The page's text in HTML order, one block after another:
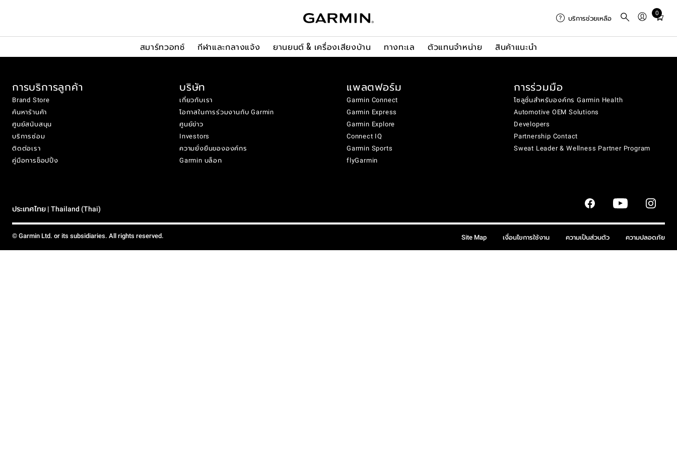
สมาร์ทวอทช์ กีฬาและกลางแจ้ง ยานยนต์ & เครื่องเสียงบ้าน ทางทะเล ตัวแทนจำหน่าย สินค้าแนะนำ
บริการช่วยเหลือ
0
Total
cart:
การบริการลูกค้า
Brand Store
ค้นหาร้านค้า
ศูนย์สนับสนุน
บริการซ่อม
ติดต่อเรา
คู่มือการช็อปปิ้ง
บริษัท
เกี่ยวกับเรา
โอกาสในการร่วมงานกับ Garmin
ศูนย์ข่าว
Investors
ความยั่งยืนขององค์กร
Garmin บล็อก
แพลตฟอร์ม
Garmin Connect
Garmin Express
Garmin Explore
Connect IQ
Garmin Sports
flyGarmin
การร่วมมือ
โซลูชั่นสำหรับองค์กร Garmin Health
Automotive OEM Solutions
Developers
Partnership Contact
Sweat Leader & Wellness Partner Program
ประเทศไทย | Thailand (Thai)
© Garmin Ltd. or its subsidiaries. All rights reserved. Site Map เงื่อนไขการใช้งาน ความเป็นส่วนตัว ความปลอดภัย